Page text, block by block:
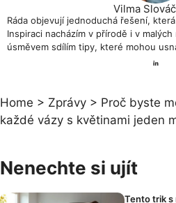
Vilma
Ráda objevují jednoduchá řešení,
Inspiraci nacházím v přírodě i v
úsměvem sdílím tipy, které mohou
Home > Zprávy > Proč byste
každé vázy s květinami jeden
Nenechte si ujít
Tento trik s